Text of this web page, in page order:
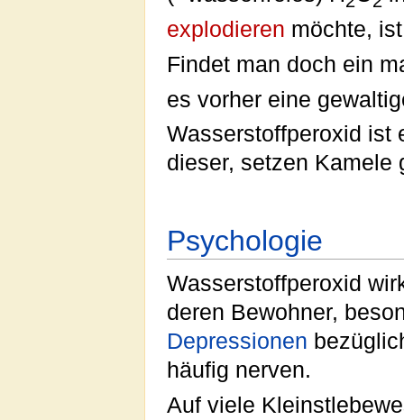
explodieren möchte,
Findet man doch ein
es vorher eine
Wasserstoffperoxid
dieser, setzen
Psychologie
Wasserstoffperoxid
deren Bewohner,
Depressionen
häufig nerven.
Auf viele